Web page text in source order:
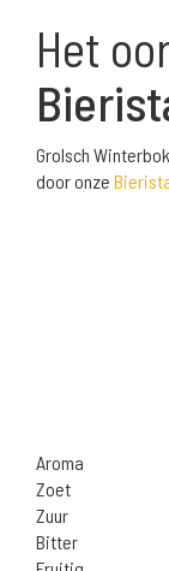
Het
Grolsch
door onze
Aroma
Zoet
Zuur
Bitter